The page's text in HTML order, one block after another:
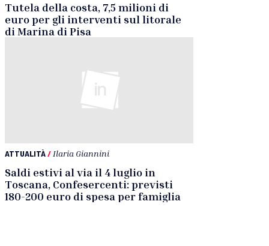
Tutela della costa, 7,5 milioni di
euro per gli interventi sul litorale
di Marina di Pisa
ATTUALITÀ/ Ilaria Giannini
Saldi estivi al via il 4 luglio in
Toscana, Confesercenti: previsti
180-200 euro di spesa per famiglia